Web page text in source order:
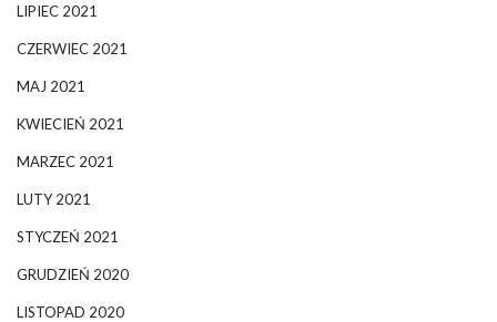
LIPIEC 2021
CZERWIEC 2021
MAJ 2021
KWIECIEŃ 2021
MARZEC 2021
LUTY 2021
STYCZEŃ 2021
GRUDZIEŃ 2020
LISTOPAD 2020